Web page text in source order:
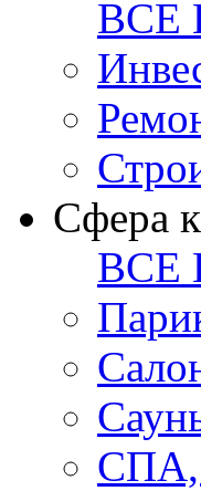
ВСЕ
Сфера
ВСЕ
СПА,